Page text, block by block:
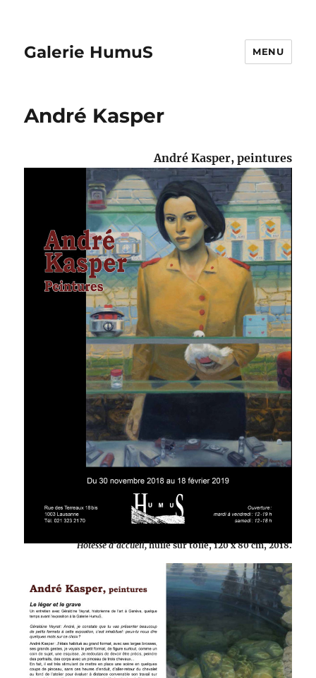
Galerie HumuS MENU
André Kasper
André Kasper, pein­tures
Hôtesse d’accueil,huile sur toile, 120 x 80 cm, 2018.